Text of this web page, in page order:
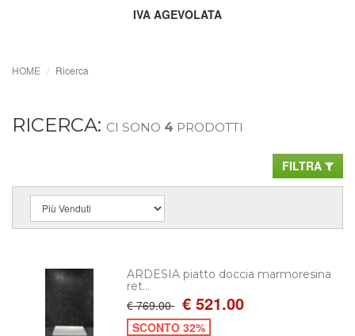
IVA AGEVOLATA
HOME Ricerca
RICERCA: CI SONO 4 PRODOTTI
FILTRA
ARDESIA piatto doccia marmoresina
ret...
€ 769.00 € 521.00
SCONTO 32%